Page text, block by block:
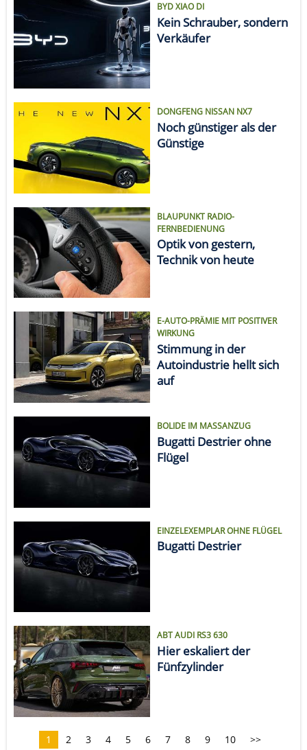
BYD XIAO DI
Kein Schrauber, sondern
Verkäufer
DONGFENG NISSAN NX7
Noch günstiger als der
Günstige
BLAUPUNKT RADIO-
FERNBEDIENUNG
Optik von gestern,
Technik von heute
E-AUTO-PRÄMIE MIT POSITIVER
WIRKUNG
Stimmung in der
Autoindustrie hellt sich
auf
BOLIDE IM MASSANZUG
Bugatti Destrier ohne
Flügel
EINZELEXEMPLAR OHNE FLÜGEL
Bugatti Destrier
ABT AUDI RS3 630
Hier eskaliert der
Fünfzylinder
1 2 3 4 5 6 7 8 9 10 >>